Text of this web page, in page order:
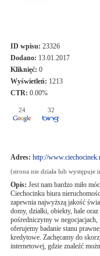
ID wpisu: 23326
Dodano: 13.01.2017
Kliknięć: 0
Wyświetleń: 1213
CTR: 0.00%
24 32
Adres: http://
(strona nie działa lub występuje
Opis: Jest nam bardzo miło
Ciechocinku biura
zapewnia najwyższą jakość
domy, działki, obiekty, hale
pośredniczymy w
oferujemy badanie stanu
kredytowe. Zachęcamy do
internetowej, gdzie znaleźć